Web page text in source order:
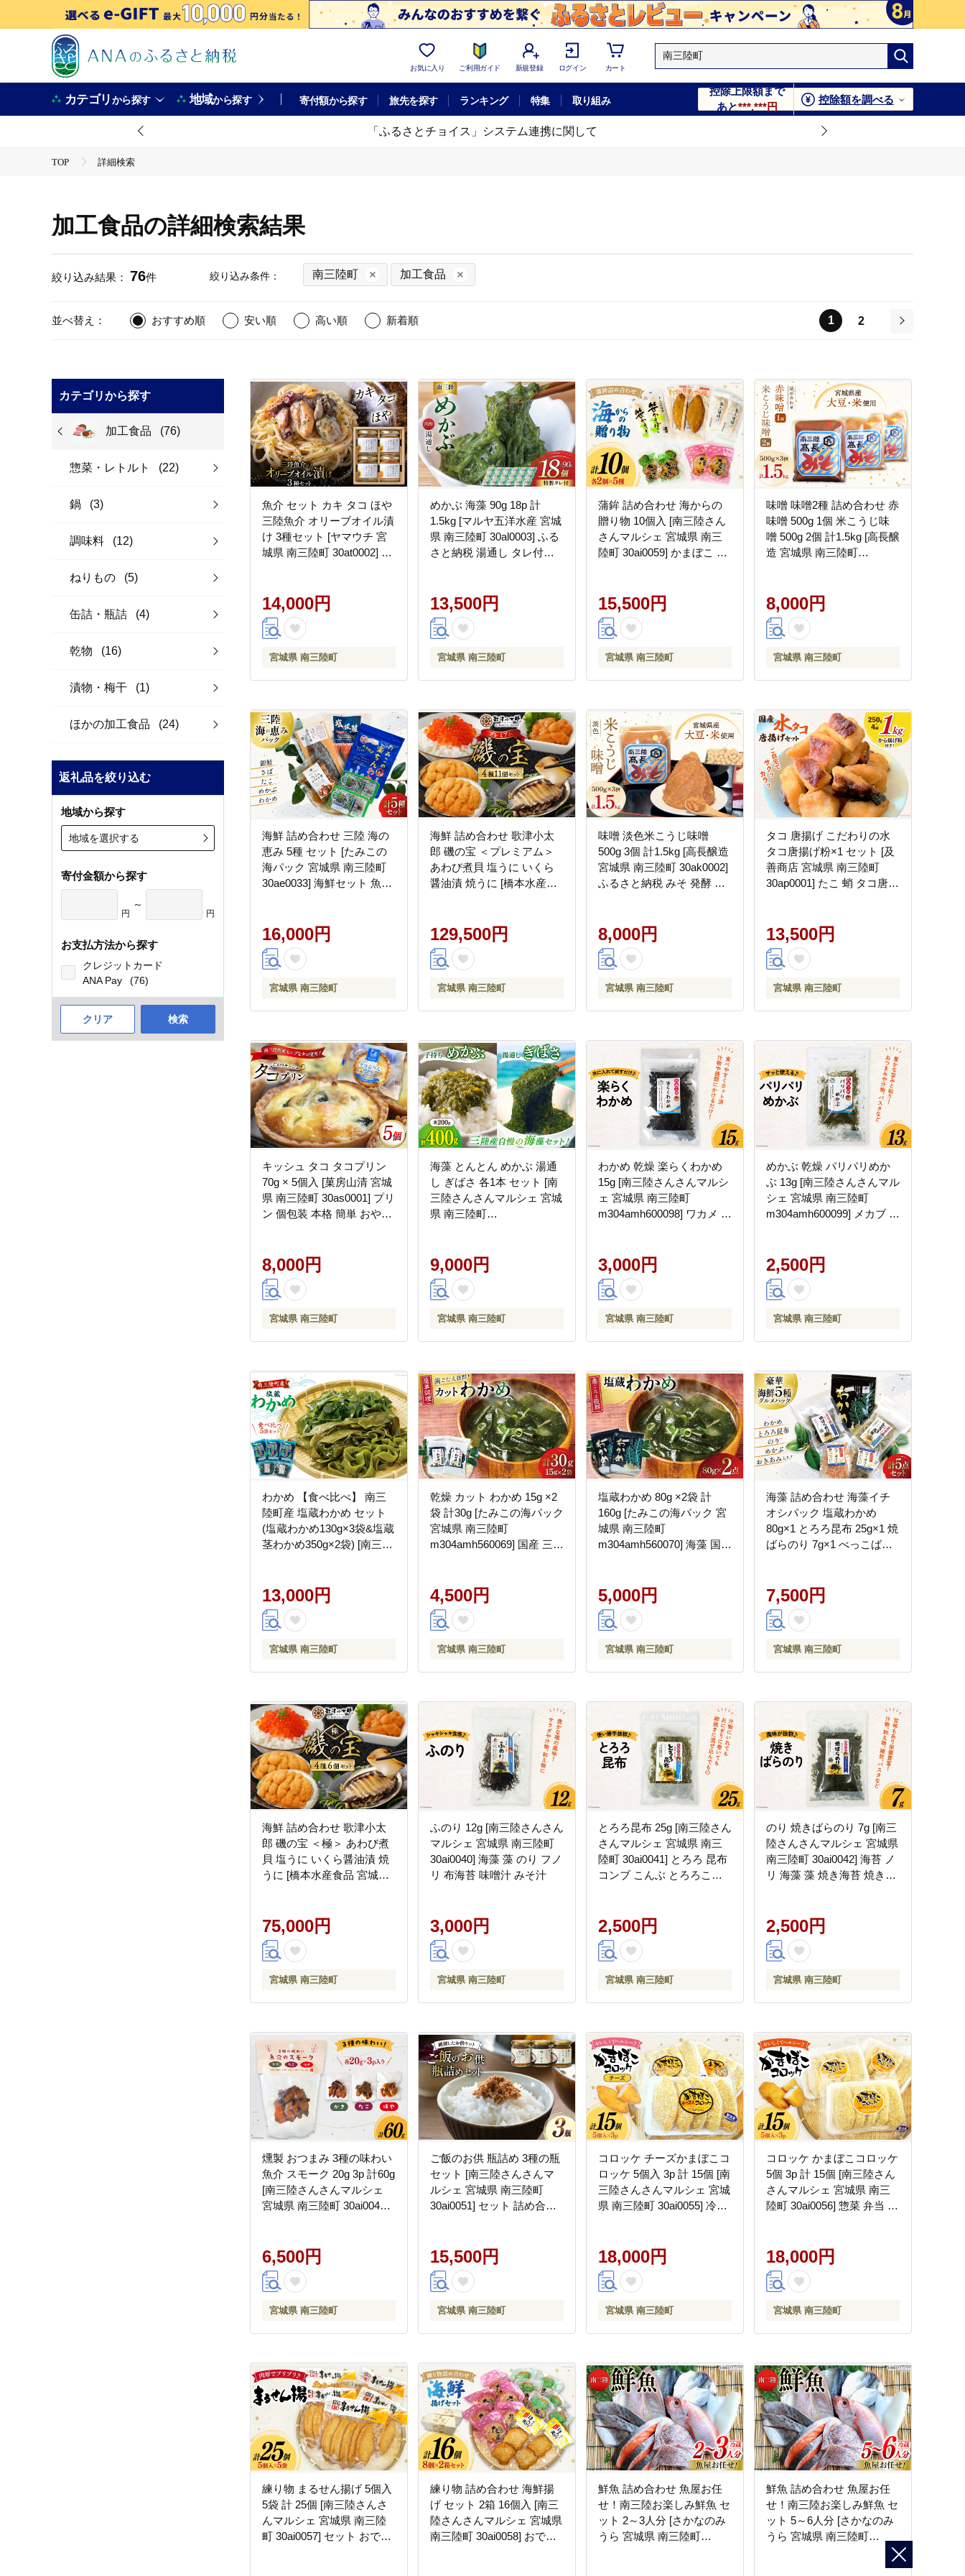
お気に入り ご利用ガイド 新規登録 ログイン カート
カテゴリから探す 地域から探す 寄付額から探す 旅先を探す ランキング 特集 取り組み
控除上限額まで
あと***,***円
控除額を調べる
「ふるさとチョイス」システム連携に関して
TOP 詳細検索
加工食品の詳細検索結果
絞り込み結果： 76件 絞り込み条件： 南三陸町 加工食品
並べ替え： おすすめ順 安い順 高い順 新着順 1
2
カテゴリから探す
加工食品 (76)
惣菜・レトルト (22)
鍋 (3)
調味料 (12)
ねりもの (5)
缶詰・瓶詰 (4)
乾物 (16)
漬物・梅干 (1)
ほかの加工食品 (24)
返礼品を絞り込む
地域から探す
地域を選択する
寄付金額から探す
円
～
円
お支払方法から探す
クレジットカード
ANA Pay
(76)
クリア 検索
魚介 セット カキ タコ ほや
三陸魚介 オリーブオイル漬
け 3種セット [ヤマウチ 宮
城県 南三陸町 30at0002] オ
14,000円
宮城県 南三陸町
めかぶ 海藻 90g 18p 計
1.5kg [マルヤ五洋水産 宮城
県 南三陸町 30al0003] ふる
さと納税 湯通し タレ付き
13,500円
宮城県 南三陸町
蒲鉾 詰め合わせ 海からの
贈り物 10個入 [南三陸さん
さんマルシェ 宮城県 南三
陸町 30ai0059] かまぼこ セ
15,500円
宮城県 南三陸町
味噌 味噌2種 詰め合わせ 赤
味噌 500g 1個 米こうじ味
噌 500g 2個 計1.5kg [高長醸
造 宮城県 南三陸町
セット こうじ 赤みそ
8,000円
宮城県 南三陸町
海鮮 詰め合わせ 三陸 海の
恵み 5種 セット [たみこの
海パック 宮城県 南三陸町
30ae0033] 海鮮セット 魚介
たこ わかめ めかぶ
16,000円
宮城県 南三陸町
海鮮 詰め合わせ 歌津小太
郎 磯の宝 ＜プレミアム＞
あわび煮貝 塩うに いくら
醤油漬 焼うに [橋本水産食
び 鮑 ウニ うに 雲丹 いくら
イクラ醤油漬 高級 高級食
材 セット 冷凍
129,500円
宮城県 南三陸町
味噌 淡色米こうじ味噌
500g 3個 計1.5kg [高長醸造
宮城県 南三陸町 30ak0002]
ふるさと納税 みそ 発酵 麹
8,000円
宮城県 南三陸町
タコ 唐揚げ こだわりの水
タコ唐揚げ粉×1 セット [及
善商店 宮城県 南三陸町
30ap0001] たこ 蛸 タコ唐揚
13,500円
宮城県 南三陸町
キッシュ タコ タコプリン
70g × 5個入 [菓房山清 宮城
県 南三陸町 30as0001] プリ
ン 個包装 本格 簡単 おやつ
8,000円
宮城県 南三陸町
海藻 とんとん めかぶ 湯通
し ぎばさ 各1本 セット [南
三陸さんさんマルシェ 宮城
県 南三陸町
9,000円
宮城県 南三陸町
わかめ 乾燥 楽らくわかめ
15g [南三陸さんさんマルシ
ェ 宮城県 南三陸町
m304amh600098] ワカメ 海
3,000円
宮城県 南三陸町
めかぶ 乾燥 パリパリめか
ぶ 13g [南三陸さんさんマル
シェ 宮城県 南三陸町
m304amh600099] メカブ 国
2,500円
宮城県 南三陸町
わかめ 【食べ比べ】 南三
陸町産 塩蔵わかめ セット
(塩蔵わかめ130g×3袋&塩蔵
茎わかめ350g×2袋) [南三陸
カメ 茎わかめ 茎ワカメ 詰
め合わせ
13,000円
宮城県 南三陸町
乾燥 カット わかめ 15g ×2
袋 計30g [たみこの海パック
宮城県 南三陸町
m304amh560069] 国産 三陸
4,500円
宮城県 南三陸町
塩蔵わかめ 80g ×2袋 計
160g [たみこの海パック 宮
城県 南三陸町
m304amh560070] 海藻 国産
5,000円
宮城県 南三陸町
海藻 詰め合わせ 海藻イチ
オシパック 塩蔵わかめ
80g×1 とろろ昆布 25g×1 焼
ばらのり 7g×1 べっこばり
パック 宮城県 南三陸町
30ae0021] ワカメ 海苔 ノリ
乾燥
7,500円
宮城県 南三陸町
海鮮 詰め合わせ 歌津小太
郎 磯の宝 ＜極＞ あわび煮
貝 塩うに いくら醤油漬 焼
うに [橋本水産食品 宮城県
丹 いくら イクラ醤油漬 高
級 高級食材 セット 冷凍
75,000円
宮城県 南三陸町
ふのり 12g [南三陸さんさん
マルシェ 宮城県 南三陸町
30ai0040] 海藻 藻 のり フノ
リ 布海苔 味噌汁 みそ汁
3,000円
宮城県 南三陸町
とろろ昆布 25g [南三陸さん
さんマルシェ 宮城県 南三
陸町 30ai0041] とろろ 昆布
コンブ こんぶ とろろこん
2,500円
宮城県 南三陸町
のり 焼きばらのり 7g [南三
陸さんさんマルシェ 宮城県
南三陸町 30ai0042] 海苔 ノ
リ 海藻 藻 焼き海苔 焼きの
2,500円
宮城県 南三陸町
燻製 おつまみ 3種の味わい
魚介 スモーク 20g 3p 計60g
[南三陸さんさんマルシェ
宮城県 南三陸町 30ai0046]
や ホヤ 惣菜 おかず
6,500円
宮城県 南三陸町
ご飯のお供 瓶詰め 3種の瓶
セット [南三陸さんさんマ
ルシェ 宮城県 南三陸町
30ai0051] セット 詰め合わ
シャケ
15,500円
宮城県 南三陸町
コロッケ チーズかまぼこコ
ロッケ 5個入 3p 計 15個 [南
三陸さんさんマルシェ 宮城
県 南三陸町 30ai0055] 冷凍
18,000円
宮城県 南三陸町
コロッケ かまぼこコロッケ
5個 3p 計 15個 [南三陸さん
さんマルシェ 宮城県 南三
陸町 30ai0056] 惣菜 弁当 蒲
18,000円
宮城県 南三陸町
練り物 まるせん揚げ 5個入
5袋 計 25個 [南三陸さんさ
んマルシェ 宮城県 南三陸
町 30ai0057] セット おでん
練り物 詰め合わせ 海鮮揚
げ セット 2箱 16個入 [南三
陸さんさんマルシェ 宮城県
南三陸町 30ai0058] おでん
鮮魚 詰め合わせ 魚屋お任
せ！南三陸お楽しみ鮮魚 セ
ット 2～3人分 [さかなのみ
うら 宮城県 南三陸町
鮮魚 詰め合わせ 魚屋お任
せ！南三陸お楽しみ鮮魚 セ
ット 5～6人分 [さかなのみ
うら 宮城県 南三陸町
30aj0002] 魚 タコ 牡蠣 ほや